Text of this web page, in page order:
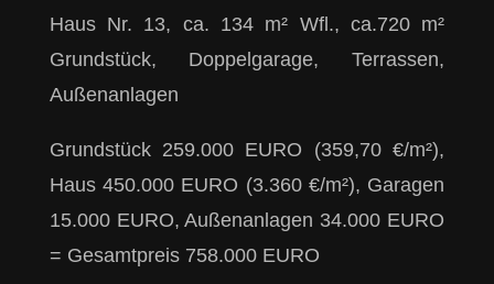
Haus Nr. 13, ca. 134 m² Wfl., ca.720 m²
Grundstück, Doppelgarage, Terrassen,
Außenanlagen
Grundstück 259.000 EURO (359,70 €/m²),
Haus 450.000 EURO (3.360 €/m²), Garagen
15.000 EURO, Außenanlagen 34.000 EURO
= Gesamtpreis 758.000 EURO